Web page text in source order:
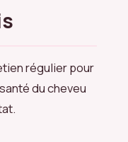
régulier pour
du cheveu